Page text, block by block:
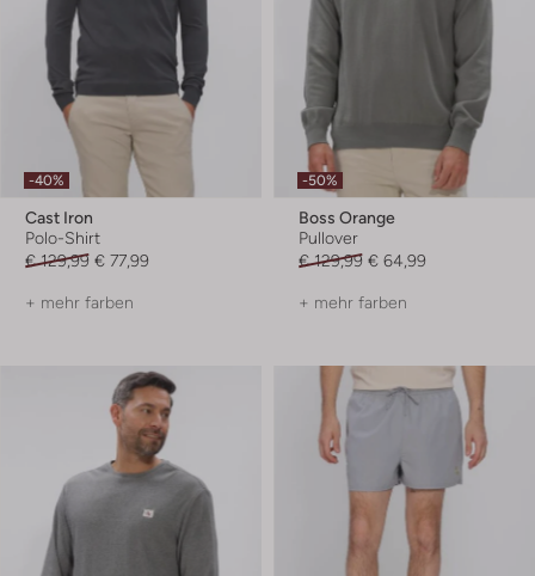
-40%
Cast Iron
Polo-Shirt
€ 129,99 € 77,99
+ mehr farben
-50%
Boss Orange
Pullover
€ 129,99 € 64,99
+ mehr farben